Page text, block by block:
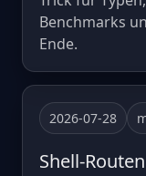
Benchmarks
Ende.
2026-07-28
Shell-